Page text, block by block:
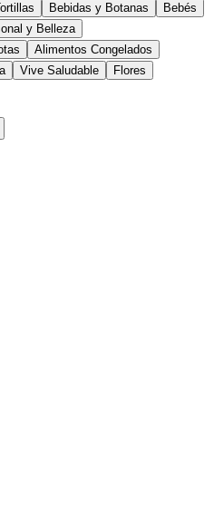
Bebidas y Botanas
Bebés
y Belleza
Alimentos Congelados
Vive Saludable Flores